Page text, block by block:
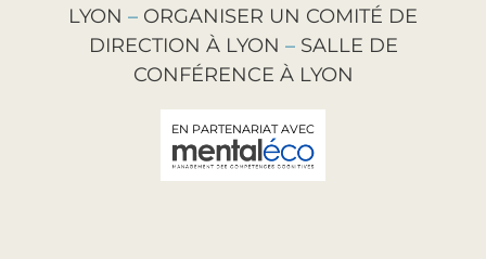
LYON – ORGANISER UN COMITÉ DE
DIRECTION À LYON – SALLE DE
CONFÉRENCE À LYON
EN PARTENARIAT AVEC